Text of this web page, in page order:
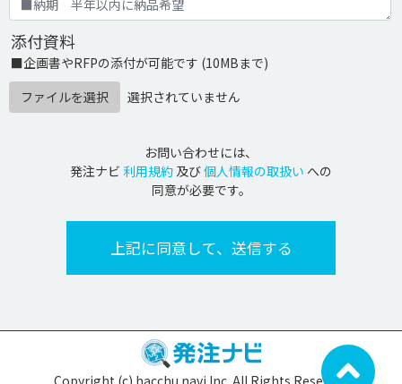
添付資料
■企画書やRFPの添付が可能です (10MBまで)
ファイルを選択
選択されていません
お問い合わせには、
発注ナビ 利用規約 及び個人情報の取扱い への
同意が必要です。